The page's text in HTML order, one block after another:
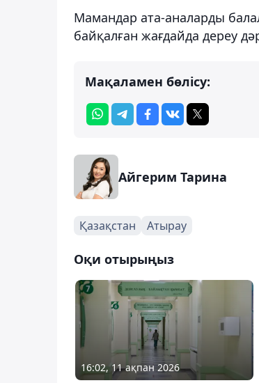
Мамандар ата-аналарды
байқалған жағдайда дереу
Мақаламен бөлісу:
Айгерим Тарина
Қазақстан Атырау
Оқи отырыңыз
16:02, 11 ақпан 2026